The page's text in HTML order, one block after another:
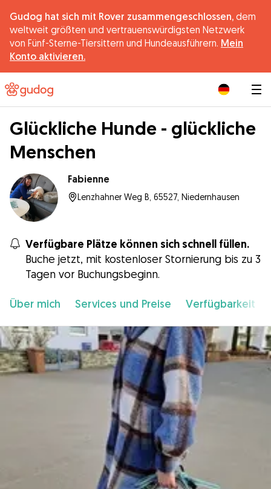
Gudog hat sich mit Rover zusammengeschlossen, dem
weltweit größten und vertrauenswürdigsten Netzwerk
von Fünf-Sterne-Tiersittern und Hundeausführern. Mein
Konto aktivieren.
Glückliche Hunde - glückliche
Menschen
Fabienne
Lenzhahner Weg B, 65527, Niedernhausen
Verfügbare Plätze können sich schnell füllen.
Buche jetzt, mit kostenloser Stornierung bis zu 3
Tagen vor Buchungsbeginn.
Über mich Services und Preise Verfügbarkeit